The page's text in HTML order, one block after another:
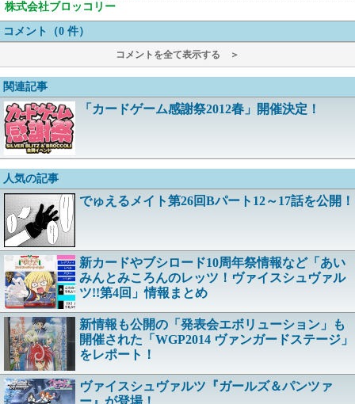
株式会社ブロッコリー
コメント（0 件）
コメントを全て表示する ＞
関連記事
「カードゲーム感謝祭2012春」開催決定！
人気の記事
でゅえるメイト第26回Bパート12～17話を公開！
新カードやブシロード10周年祭情報など「あい
みんとみころんのレッツ！ヴァイスシュヴァル
ツ!!第4回」情報まとめ
新情報も公開の「発表会エボリューション」も
開催された「WGP2014 ヴァンガードステージ」
をレポート！
ヴァイスシュヴァルツ『ガールズ＆パンツァ